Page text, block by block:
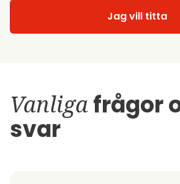
Jag vill titta
Vanligafrågor
svar